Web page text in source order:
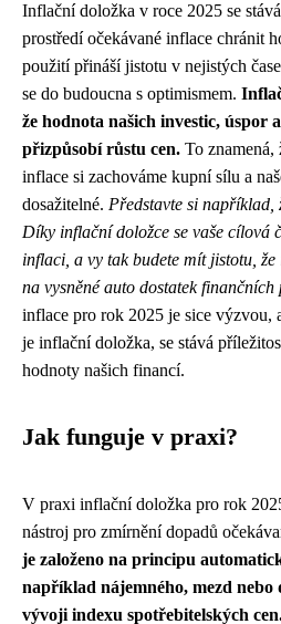
Inflační doložka v roce 2025 se
prostředí očekávané inflace chránit
použití přináší jistotu v nejistých
se do budoucna s optimismem.
že hodnota našich investic, úspor
přizpůsobí růstu cen. To
inflace si zachováme kupní sílu a
dosažitelné. Představte si například,
Díky inflační doložce se vaše cílová
inflaci, a vy tak budete mít jistotu,
na vysněné auto dostatek finančních
inflace pro rok 2025 je sice výzvou,
je inflační doložka, se stává
hodnoty našich financí.
Jak funguje v praxi?
V praxi inflační doložka pro rok
nástroj pro zmírnění dopadů
je založeno na principu
například nájemného, mezd nebo
vývoji indexu spotřebitelských